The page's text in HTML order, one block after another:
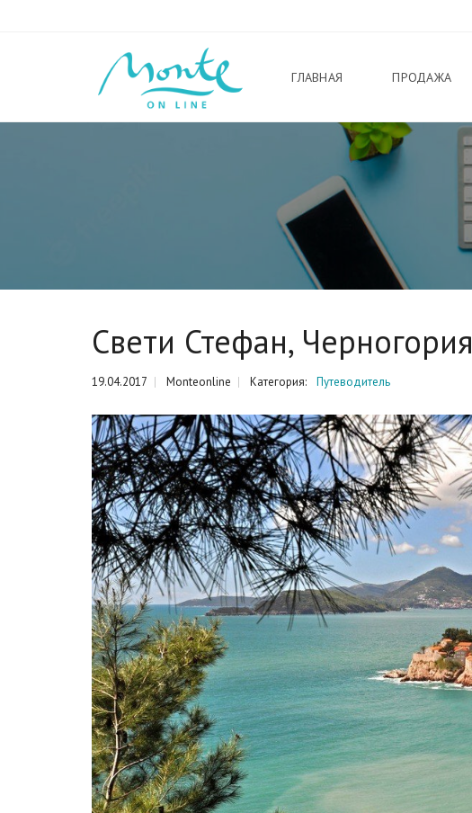
ГЛАВНАЯ ПРОДАЖА
Свети Стефан, Черногория
19.04.2017 Monteonline Категория: Путеводитель